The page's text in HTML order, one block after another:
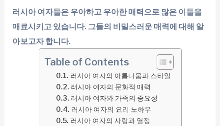
러시아 여자들은 우아하고 우아한 매력으로 많은 이들을
매료시키고 있습니다. 그들의 비밀스러운 매력에 대해 알
아보고자 합니다.
Table of Contents
러시아 여자의 아름다움과 스타일
러시아 여자의 문화적 매력
러시아 여자와 가족의 중요성
러시아 여자의 요리 노하우
러시아 여자의 사랑과 열정